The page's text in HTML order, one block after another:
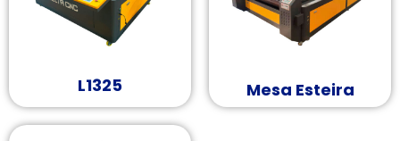
L1325 Mesa Esteira